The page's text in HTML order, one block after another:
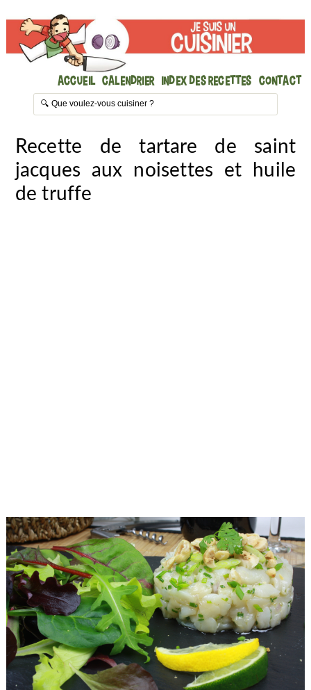
Accueil Calendrier Index des recettes Contact
Recette de tartare de saint
jacques aux noisettes et huile
de truffe